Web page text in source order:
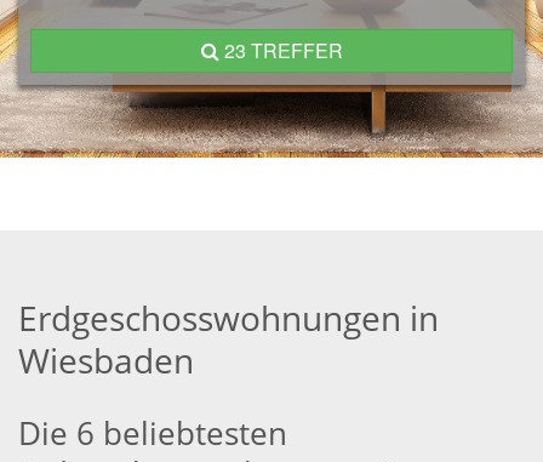
23 TREFFER
Erdgeschosswohnungen in
Wiesbaden
Die 6 beliebtesten